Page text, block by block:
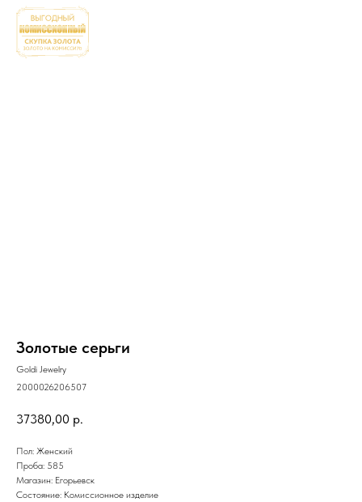
Золотые серьги
Goldi Jewelry
2000026206507
37380,00 р.
Пол: Женский
Проба: 585
Магазин: Егорьевск
Состояние: Комиссионное изделие